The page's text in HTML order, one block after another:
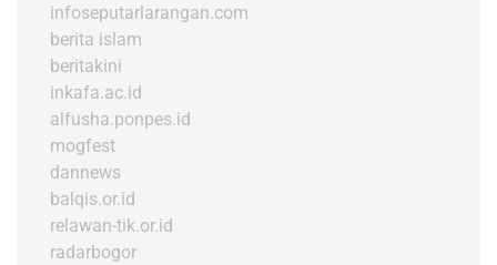
infoseputarlarangan.com
berita islam
beritakini
inkafa.ac.id
alfusha.ponpes.id
mogfest
dannews
balqis.or.id
relawan-tik.or.id
radarbogor